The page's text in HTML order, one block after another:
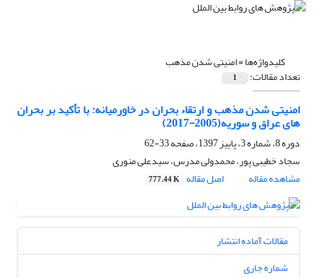
کلیدواژه‌ها =امنیتی شدن مذهب
تعداد مقالات: 1
امنیتی شدن مذهب و ارتقاء بحران در خاورمیانه:‏ با تأکید بر بحران
های عراق و سوریه(2005-2017) ‏
دوره 8، شماره 3، پاییز 1397، صفحه
33-62
سجاد خطیبی پور، محمدولی مدرس، سیدعلی منوری
مشاهده مقاله
اصل مقاله 777.44 K
مقالات آماده انتشار
شماره جاری